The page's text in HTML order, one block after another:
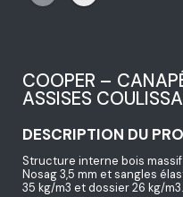
COOPER –
ASSISES
DESCRIPTION DU
Structure interne bois
Nosag 3,5 mm et sangles
35 kg/m3 et dossier 26 kg/m3.